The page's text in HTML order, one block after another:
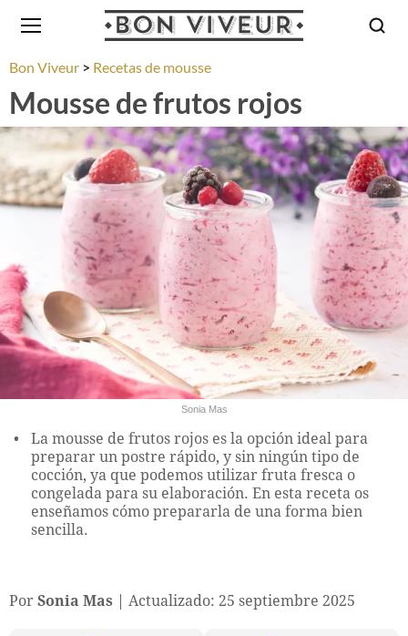
Bon Viveur Recetas de mousse
Mousse de frutos rojos
Sonia Mas
La mousse de frutos rojos es la opción ideal para
preparar un postre rápido, y sin ningún tipo de
cocción, ya que podemos utilizar fruta fresca o
congelada para su elaboración. En esta receta os
enseñamos cómo prepararla de una forma bien
sencilla.
Por Sonia Mas Actualizado: 25 septiembre 2025